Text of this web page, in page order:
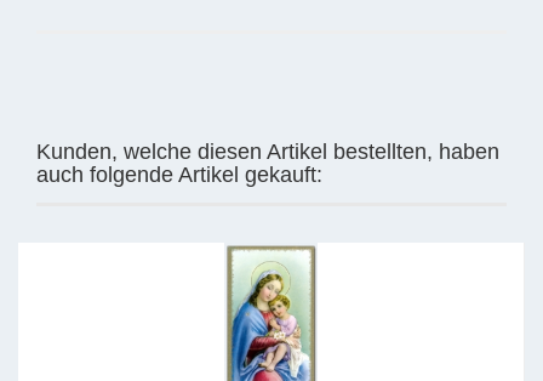
Kunden, welche diesen Artikel bestellten, haben
auch folgende Artikel gekauft: